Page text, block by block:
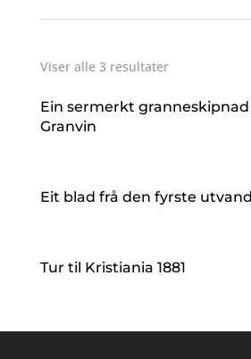
Viser alle 3 resultater
Ein sermerkt
Granvin
Eit blad frå den fyrste
Tur til Kristiania 1881